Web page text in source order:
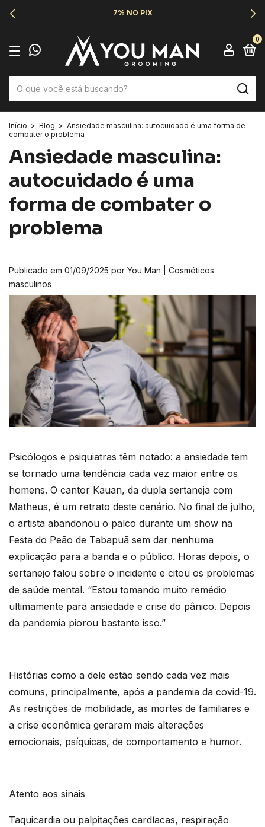
7% NO PIX
0
Início > Blog > Ansiedade masculina: autocuidado é uma forma de
combater o problema
Ansiedade masculina:
autocuidado é uma
forma de combater o
problema
Publicado em 01/09/2025 por You Man | Cosméticos
masculinos
Psicólogos e psiquiatras têm notado: a ansiedade tem
se tornado uma tendência cada vez maior entre os
homens. O cantor Kauan, da dupla sertaneja com
Matheus, é um retrato deste cenário. No final de julho,
o artista abandonou o palco durante um show na
Festa do Peão de Tabapuã sem dar nenhuma
explicação para a banda e o público. Horas depois, o
sertanejo falou sobre o incidente e citou os problemas
de saúde mental. “Estou tomando muito remédio
ultimamente para ansiedade e crise do pânico. Depois
da pandemia piorou bastante isso.”
Histórias como a dele estão sendo cada vez mais
comuns, principalmente, após a pandemia da covid-19.
As restrições de mobilidade, as mortes de familiares e
a crise econômica geraram mais alterações
emocionais, psíquicas, de comportamento e humor.
Atento aos sinais
Taquicardia ou palpitações cardíacas, respiração